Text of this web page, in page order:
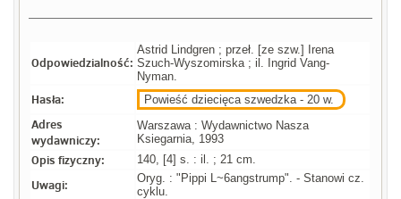
Odpowiedzialność:
Astrid Lindgren ; przeł. [ze szw.] Irena
Szuch-Wyszomirska ; il. Ingrid Vang-
Nyman.
Hasła: Powieść dziecięca szwedzka - 20 w.
Adres
wydawniczy:
Warszawa : Wydawnictwo Nasza
Ksiegarnia, 1993
Opis fizyczny: 140, [4] s. : il. ; 21 cm.
Uwagi:
Oryg. : "Pippi L~6angstrump". - Stanowi cz.
cyklu.